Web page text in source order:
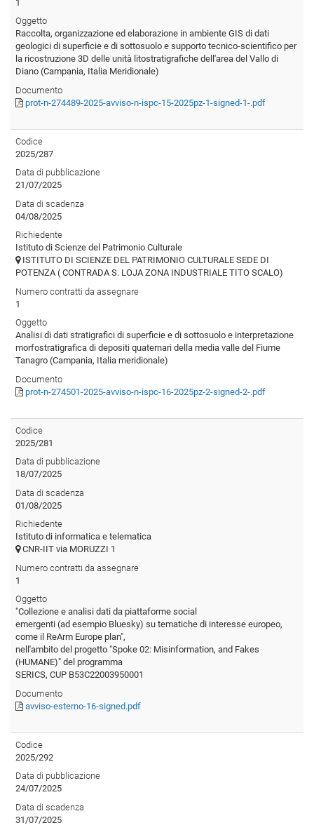
1
Oggetto
Raccolta, organizzazione ed elaborazione in ambiente GIS di dati
geologici di superficie e di sottosuolo e supporto tecnico-scientifico per
la ricostruzione 3D delle unità litostratigrafiche dell'area del Vallo di
Diano (Campania, Italia Meridionale)
Documento
prot-n-274489-2025-avviso-n-ispc-15-2025pz-1-signed-1-.pdf
Codice
2025/287
Data di pubblicazione
21/07/2025
Data di scadenza
04/08/2025
Richiedente
Istituto di Scienze del Patrimonio Culturale
ISTITUTO DI SCIENZE DEL PATRIMONIO CULTURALE SEDE DI
POTENZA ( CONTRADA S. LOJA ZONA INDUSTRIALE TITO SCALO)
Numero contratti da assegnare
1
Oggetto
Analisi di dati stratigrafici di superficie e di sottosuolo e interpretazione
morfostratigrafica di depositi quaternari della media valle del Fiume
Tanagro (Campania, Italia meridionale)
Documento
prot-n-274501-2025-avviso-n-ispc-16-2025pz-2-signed-2-.pdf
Codice
2025/281
Data di pubblicazione
18/07/2025
Data di scadenza
01/08/2025
Richiedente
Istituto di informatica e telematica
CNR-IIT via MORUZZI 1
Numero contratti da assegnare
1
Oggetto
"Collezione e analisi dati da piattaforme social
emergenti (ad esempio Bluesky) su tematiche di interesse europeo,
come il ReArm Europe plan",
nell'ambito del progetto "Spoke 02: Misinformation, and Fakes
(HUMANE)" del programma
SERICS, CUP B53C22003950001
Documento
avviso-esterno-16-signed.pdf
Codice
2025/292
Data di pubblicazione
24/07/2025
Data di scadenza
31/07/2025